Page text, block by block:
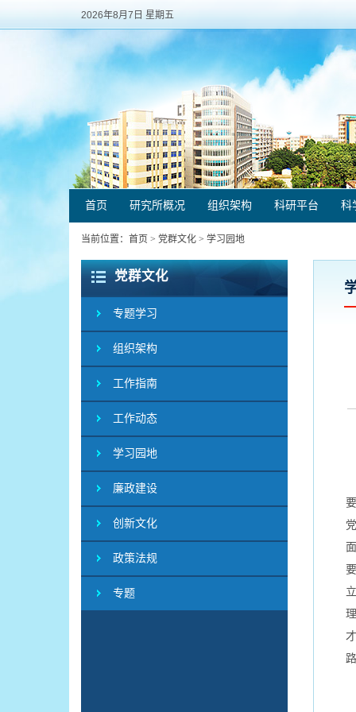
2026年8月7日 星期五
首页 研究所概况 组织架构 科研平台 科
当前位置： 首页 > 党群文化 > 学习园地
党群文化
专题学习
组织架构
工作指南
工作动态
学习园地
廉政建设
创新文化
政策法规
专题